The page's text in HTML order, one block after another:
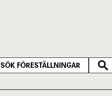
SÖK FÖRESTÄLLNINGAR